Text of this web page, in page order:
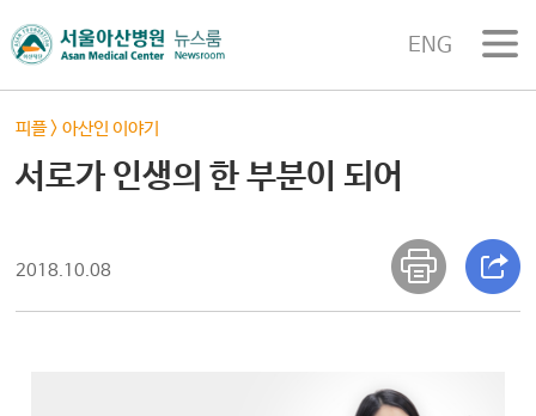
ENG
피플>아산인 이야기
서로가 인생의 한 부분이 되어
2018.10.08